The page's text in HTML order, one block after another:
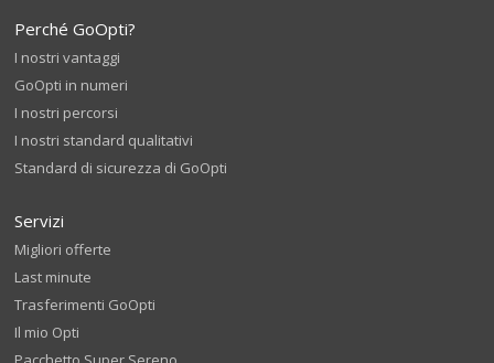
Perché GoOpti?
I nostri vantaggi
GoOpti in numeri
I nostri percorsi
I nostri standard qualitativi
Standard di sicurezza di GoOpti
Servizi
Migliori offerte
Last minute
Trasferimenti GoOpti
Il mio Opti